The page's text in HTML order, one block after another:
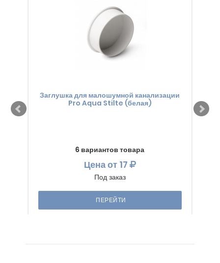
Заглушка для малошумной канализации
Pro Aqua Stilte (белая)
6 вариантов товара
Ценаот 17
Под заказ
ПЕРЕЙТИ